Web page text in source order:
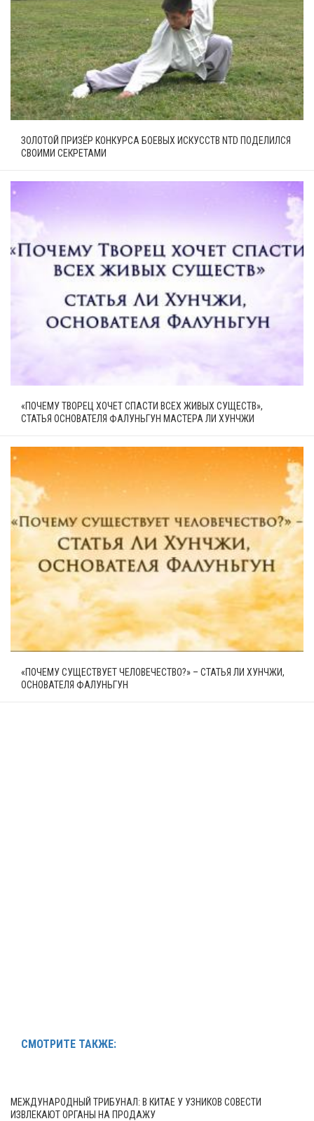
ЗОЛОТОЙ ПРИЗЁР КОНКУРСА БОЕВЫХ ИСКУССТВ NTD ПОДЕЛИЛСЯ
СВОИМИ СЕКРЕТАМИ
«ПОЧЕМУ ТВОРЕЦ ХОЧЕТ СПАСТИ ВСЕХ ЖИВЫХ СУЩЕСТВ»,
СТАТЬЯ ОСНОВАТЕЛЯ ФАЛУНЬГУН МАСТЕРА ЛИ ХУНЧЖИ
«ПОЧЕМУ СУЩЕСТВУЕТ ЧЕЛОВЕЧЕСТВО?» – СТАТЬЯ ЛИ ХУНЧЖИ,
ОСНОВАТЕЛЯ ФАЛУНЬГУН
СМОТРИТЕ ТАКЖЕ:
МЕЖДУНАРОДНЫЙ ТРИБУНАЛ: В КИТАЕ У УЗНИКОВ СОВЕСТИ
ИЗВЛЕКАЮТ ОРГАНЫ НА ПРОДАЖУ